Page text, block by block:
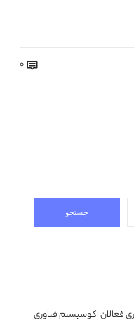
0
جستجو
فعالان اکوسیستم فناوری